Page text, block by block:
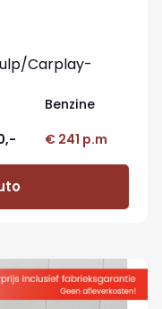
Carplay-
Benzine
€ 241 p.m